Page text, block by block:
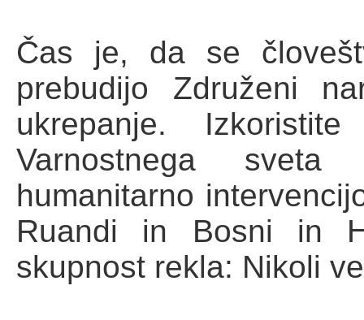
Čas je, da se
prebudijo Združeni
ukrepanje.
Varnostnega
humanitarno
Ruandi in Bosni in
skupnost rekla: Nikoli